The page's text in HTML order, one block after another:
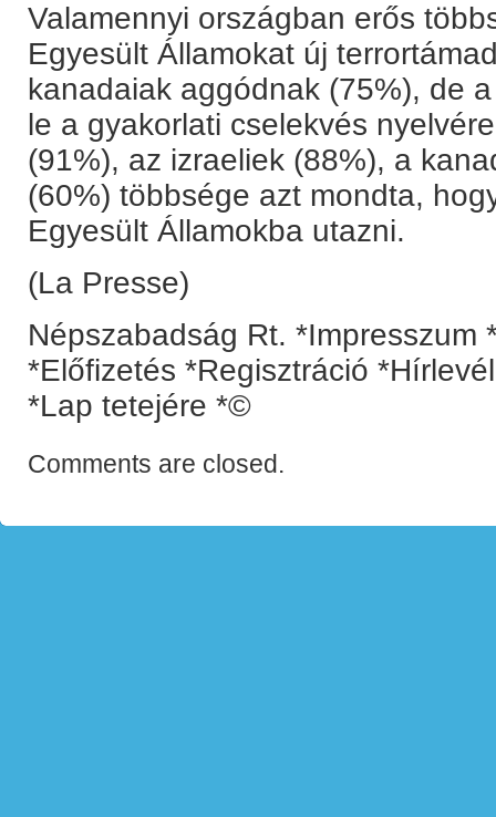
Valamennyi országban erős
Egyesült Államokat új
kanadaiak aggódnak (75%), de
le a gyakorlati cselekvés
(91%), az izraeliek (88%), a
(60%) többsége azt mondta,
Egyesült Államokba utazni.
(La Presse)
Népszabadság Rt. *Impresszum
*Előfizetés *Regisztráció
*Lap tetejére *©
Comments are closed.